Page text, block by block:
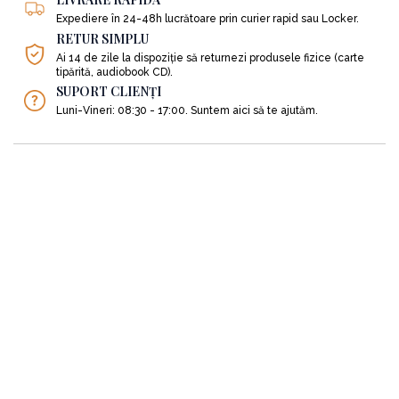
Expediere în 24-48h lucrătoare prin curier rapid sau Locker.
RETUR SIMPLU
Ai 14 de zile la dispoziție să returnezi produsele fizice (carte
tipărită, audiobook CD).
SUPORT CLIENȚI
Luni-Vineri: 08:30 - 17:00. Suntem aici să te ajutăm.